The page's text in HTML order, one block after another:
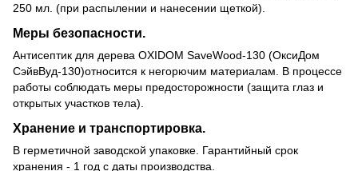
250 мл. (при распылении и нанесении щеткой).
Меры безопасности.
Антисептик для дерева OXIDOM SaveWood-130 (ОксиДом
СэйвВуд-130)относится к негорючим материалам. В процессе
работы соблюдать меры предосторожности (защита глаз и
открытых участков тела).
Хранение и транспортировка.
В герметичной заводской упаковке. Гарантийный срок
хранения - 1 год с даты производства.